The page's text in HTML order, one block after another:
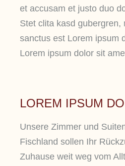
et accusam et justo duo
Stet clita kasd gubergren,
sanctus est Lorem ipsum
Lorem ipsum dolor sit
LOREM IPSUM
Unsere Zimmer und
Fischland sollen Ihr
Zuhause weit weg vom